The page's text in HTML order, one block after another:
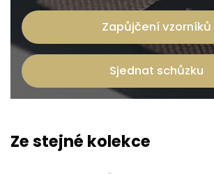
Zapůjčení vzorníků
Sjednat schůzku
Ze stejné kolekce